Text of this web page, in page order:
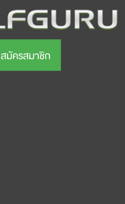
สมัครสมาชิก